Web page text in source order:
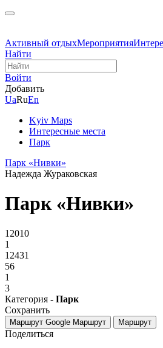
Активный отдыхМероприятия
Найти
Войти
Добавить
UaRuEn
Kyiv Maps
Интересные места
Парк
Парк «Нивки»
Надежда Жураковская
Парк «Нивки»
12010
1
12431
56
1
3
Категория - Парк
Сохранить
Маршрут Google Маршрут Маршрут
Поделиться